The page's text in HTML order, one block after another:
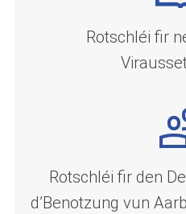
Rotschléi fir
Rotschléi fir den
d’Benotzung vun